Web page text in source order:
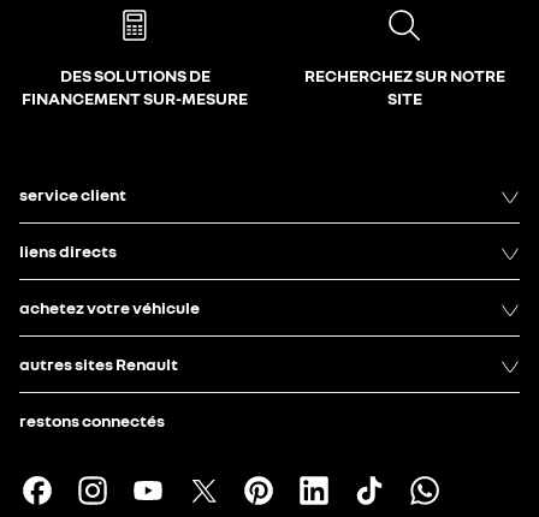
DES SOLUTIONS DE
FINANCEMENT SUR-MESURE
RECHERCHEZ SUR NOTRE
SITE
service client
liens directs
achetez votre véhicule
autres sites Renault
restons connectés